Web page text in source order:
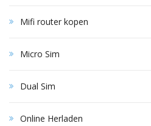
Mifi router kopen
Micro Sim
Dual Sim
Online Herladen